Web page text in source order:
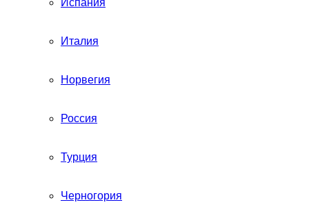
Испания
Италия
Норвегия
Россия
Турция
Черногория